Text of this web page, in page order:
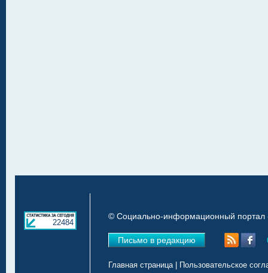
22484
© Социально-информационный портал
Письмо в редакцию
Главная страница| Пользовательское